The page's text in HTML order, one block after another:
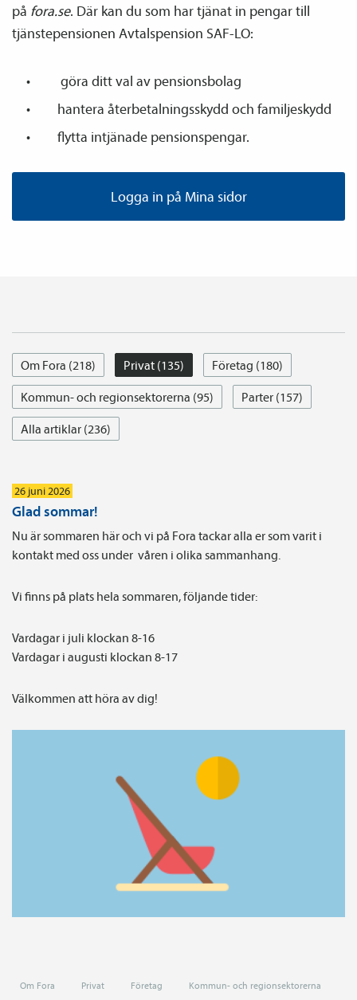
på fora.se. Där kan du som har tjänat in pengar till
tjänste­­pensionen Avtals­pension SAF-LO:
göra ditt val av pensions­bolag
hantera återbetalnings­skydd och familje­skydd
flytta intjänade pensions­pengar.
Logga in på Mina sidor
Om Fora (218) Privat (135)
Företag (180)
Kommun- och regionsektorerna (95)
Parter (157)
Alla artiklar (236)
26 juni 2026
Glad sommar!
Nu är sommaren här och vi på Fora tackar alla er som varit i
kontakt med oss under våren i olika sammanhang.
Vi finns på plats hela sommaren, följande tider:
Vardagar i juli klockan 8-16
Vardagar i augusti klockan 8-17
Välkommen att höra av dig!
Om Fora Privat Företag Kommun- och regionsektorerna